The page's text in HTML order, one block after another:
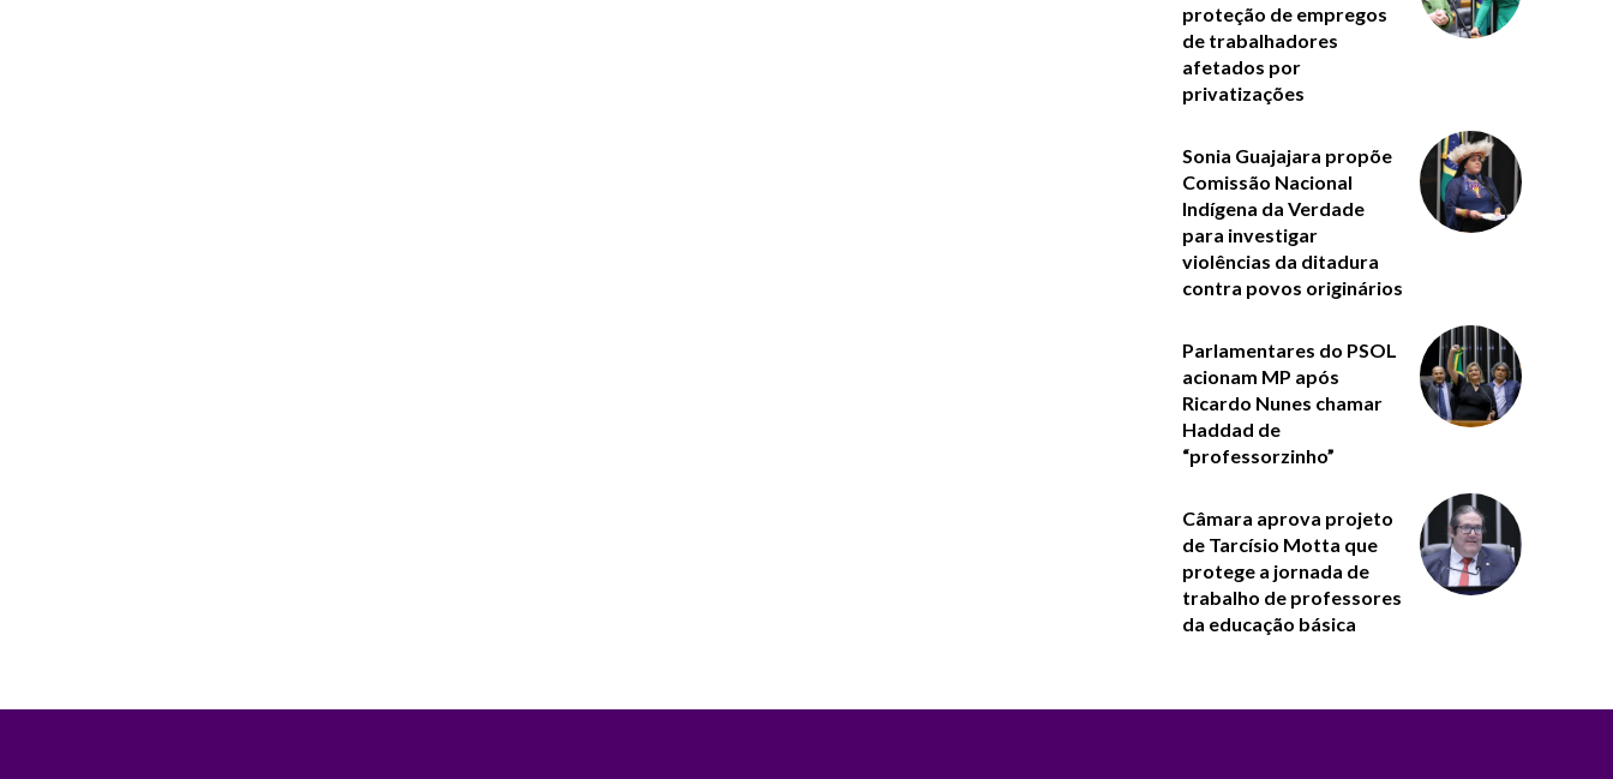
proteção de empregos
de trabalhadores
afetados por
privatizações
Sonia Guajajara propõe
Comissão Nacional
Indígena da Verdade
para investigar
violências da ditadura
contra povos originários
Parlamentares do PSOL
acionam MP após
Ricardo Nunes chamar
Haddad de
“professorzinho”
Câmara aprova projeto
de Tarcísio Motta que
protege a jornada de
trabalho de professores
da educação básica